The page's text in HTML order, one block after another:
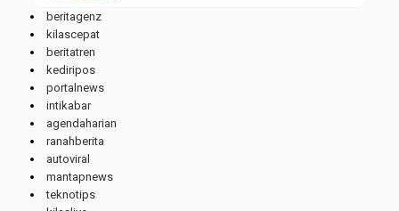
beritagenz
kilascepat
beritatren
kediripos
portalnews
intikabar
agendaharian
ranahberita
autoviral
mantapnews
teknotips